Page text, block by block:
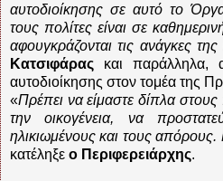
αυτοδιοίκησης σε αυτό το
τους πολίτες είναι σε
αφουγκράζονται τις ανάγκες της
Κατσιφάρας και παράλληλα,
αυτοδιοίκησης στον τομέα της
«Πρέπει να είμαστε δίπλα
την οικογένεια, να
ηλικιωμένους και τους απόρους.
κατέληξε ο Περιφερειάρχης.